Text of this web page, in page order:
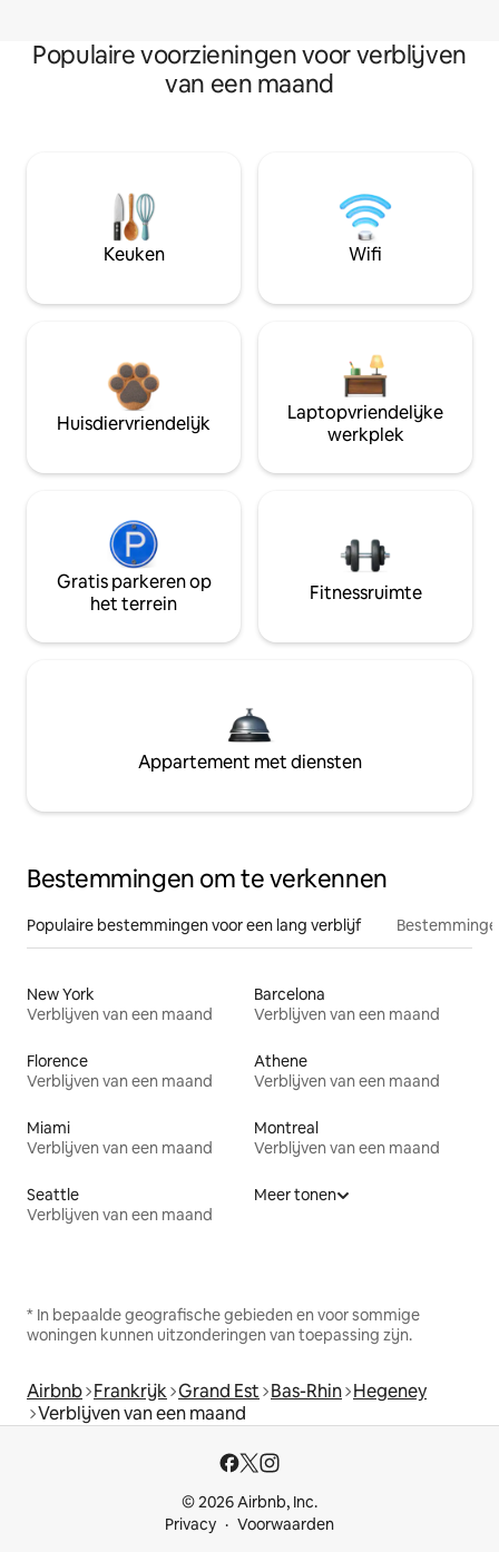
Populaire voorzieningen voor verblijven
van een maand
Keuken Wifi
Huisdiervriendelijk
Laptopvriendelijke
werkplek
Gratis parkeren op
het terrein
Fitnessruimte
Appartement met diensten
Bestemmingen om te verkennen
Populaire bestemmingen voor een lang verblijf
New York
Verblijven van een maand
Barcelona
Verblijven van een maand
Florence
Verblijven van een maand
Athene
Verblijven van een maand
Miami
Verblijven van een maand
Montreal
Verblijven van een maand
Seattle
Verblijven van een maand
Meer tonen
* In bepaalde geografische gebieden en voor sommige
woningen kunnen uitzonderingen van toepassing zijn.
Airbnb Frankrijk Grand Est Bas-Rhin Hegeney
Verblijven van een maand
© 2026 Airbnb, Inc.
Privacy
Voorwaarden